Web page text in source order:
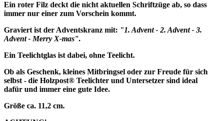
Ein roter Filz deckt die nicht aktuellen Schriftzüge ab, so dass
immer nur einer zum Vorschein kommt.
Graviert ist der Adventskranz mit: "1. Advent - 2. Advent - 3.
Advent - Merry X-mas".
Ein Teelichtglas ist dabei, ohne Teelicht.
Ob als Geschenk, kleines Mitbringsel oder zur Freude für sich
selbst - die Holzpost® Teelichter und Untersetzer sind ideal
dafür und immer eine gute Idee.
Größe ca. 11,2 cm.